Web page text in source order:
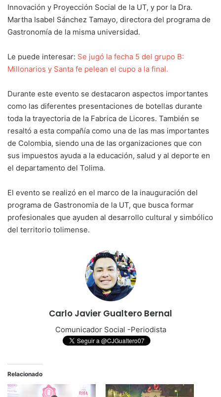
Innovación y Proyección Social de la UT, y por la Dra.
Martha Isabel Sánchez Tamayo, directora del programa de
Gastronomía de la misma universidad.
Le puede interesar: Se jugó la fecha 5 del grupo B:
Millonarios y Santa fe pelean el cupo a la final.
Durante este evento se destacaron aspectos importantes
como las diferentes presentaciones de botellas durante
toda la trayectoria de la Fabrica de Licores. También se
resaltó a esta compañía como una de las mas importantes
de Colombia, siendo una de las organizaciones que con
sus impuestos ayuda a la educación, salud y al deporte en
el departamento del Tolima.
El evento se realizó en el marco de la inauguración del
programa de Gastronomia de la UT, que busca formar
profesionales que ayuden al desarrollo cultural y simbólico
del territorio tolimense.
Carlo Javier Gualtero Bernal
Comunicador Social -Periodista
Relacionado